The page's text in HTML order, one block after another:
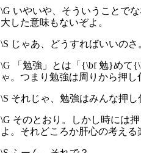
\G いやいや、そういうことで
大した意味もないぞよ。
\S じゃあ、どうすればいいのさ
\G 「勉強」とは「{\bf 勉}めて
ゃ。つまり勉強は周りから押し
\S それじゃ、勉強はみんな押し
\G そのとおり。しかし時には
よ。それどころか肝心の考える